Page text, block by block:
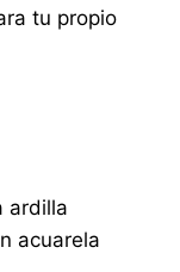
tu propio
ardilla
acuarela